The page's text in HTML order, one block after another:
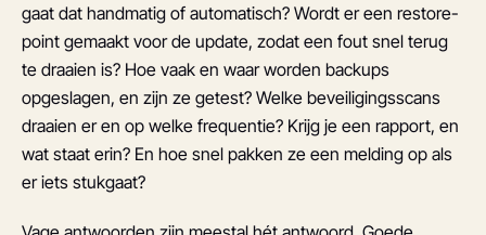
gaat dat handmatig of automatisch? Wordt er een restore-
point gemaakt voor de update, zodat een fout snel terug
te draaien is? Hoe vaak en waar worden backups
opgeslagen, en zijn ze getest? Welke beveiligingsscans
draaien er en op welke frequentie? Krijg je een rapport, en
wat staat erin? En hoe snel pakken ze een melding op als
er iets stukgaat?